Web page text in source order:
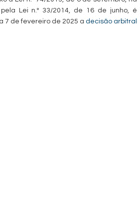
Lei n.º 33/2014, de 16 de junho, é
7 de fevereiro de 2025 a decisão arbitral